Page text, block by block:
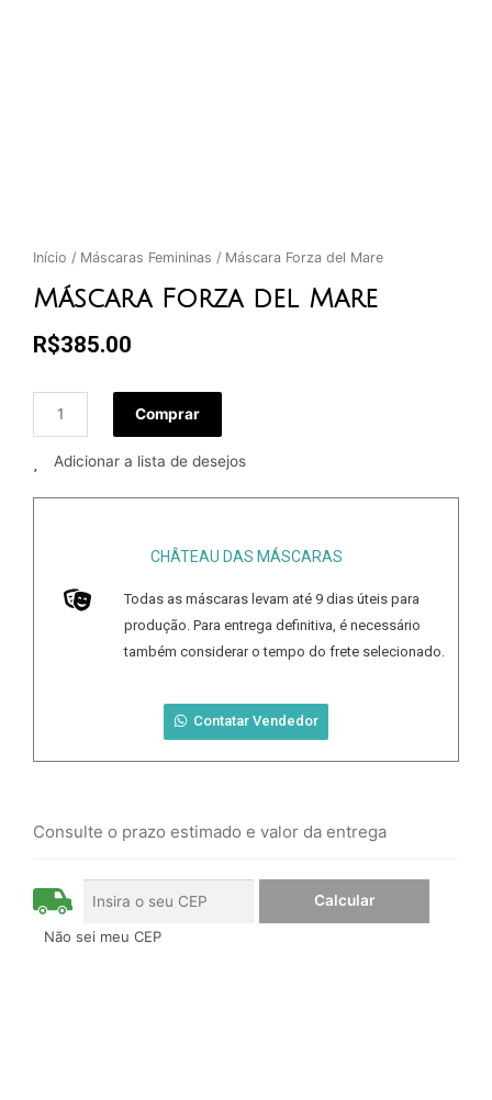
Início / Máscaras Femininas / Máscara Forza del Mare
Máscara Forza del Mare
R$385.00
Comprar
Adicionar a lista de desejos
CHÂTEAU DAS MÁSCARAS
Todas as máscaras levam até 9 dias úteis para
produção. Para entrega definitiva, é necessário
também considerar o tempo do frete selecionado.
Contatar Vendedor
Consulte o prazo estimado e valor da entrega
Não sei meu CEP